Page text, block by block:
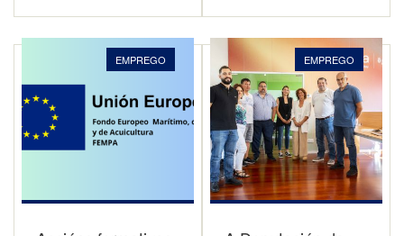
EMPREGO EMPREGO